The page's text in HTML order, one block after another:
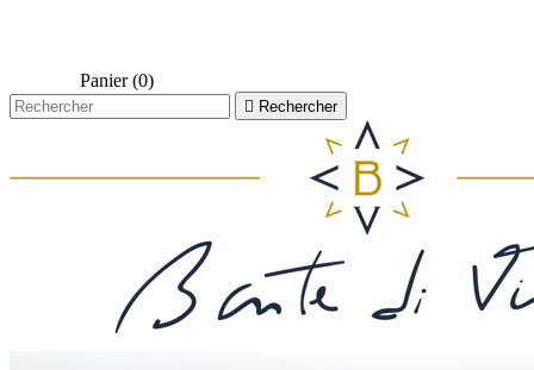
Panier (0)
 Rechercher